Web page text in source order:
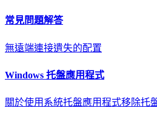
常見問題解答
無遠端連接遺失的配置
Windows 托盤應用程式
關於使用系統托盤應用程式移除托